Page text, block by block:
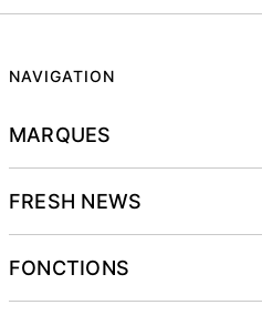
NAVIGATION
MARQUES
FRESH NEWS
FONCTIONS